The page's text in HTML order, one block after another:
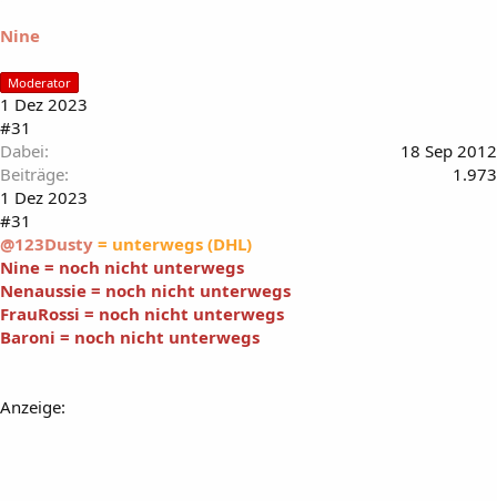
r
t
e
r
Nine
Moderator
1 Dez 2023
#31
Dabei
18 Sep 2012
Beiträge
1.973
1 Dez 2023
#31
@123Dusty = unterwegs (DHL)
Nine = noch nicht unterwegs
Nenaussie = noch nicht unterwegs
FrauRossi = noch nicht unterwegs
Baroni = noch nicht unterwegs
Anzeige: